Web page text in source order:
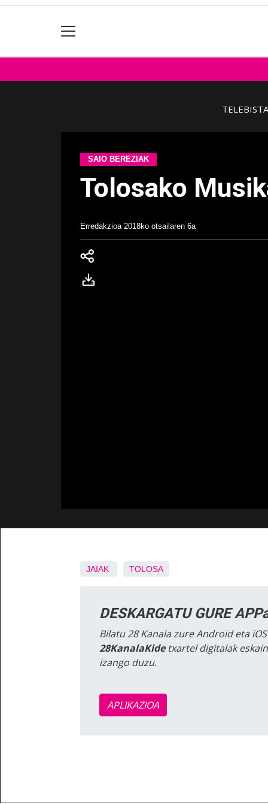
TELEBISTA
SAIO BEREZIAK
Tolosako
Erredakzioa 2018ko otsailaren 6a
JAIAK TOLOSA
DESKARGATU GURE
Bilatu 28 Kanala zure Android eta
28KanalaKidetxartel digitalak
izango duzu.
APLIKAZIOA